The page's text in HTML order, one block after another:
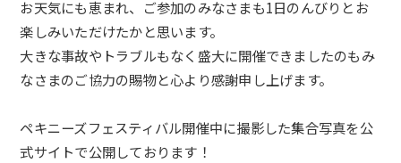
お天気にも恵まれ、ご参加のみなさまも1日のんびりとお
楽しみいただけたかと思います。
大きな事故やトラブルもなく盛大に開催できましたのもみ
なさまのご協力の賜物と心より感謝申し上げます。
ペキニーズフェスティバル開催中に撮影した集合写真を公
式サイトで公開しております！